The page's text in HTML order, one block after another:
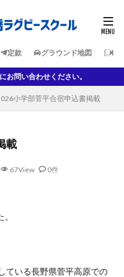
定款 グラウンド地図 各
問い合わせください。
小学部菅平合宿申込書掲載
載
67View 0件
ている長野県菅平高原での